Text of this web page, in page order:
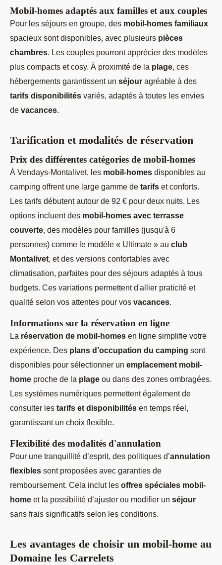
Mobil-homes adaptés aux familles et aux couples
Pour les séjours en groupe, des mobil-homes familiaux
spacieux sont disponibles, avec plusieurs pièces
chambres. Les couples pourront apprécier des modèles
plus compacts et cosy. À proximité de la plage, ces
hébergements garantissent un séjour agréable à des
tarifs disponibilités variés, adaptés à toutes les envies
de vacances.
Tarification et modalités de réservation
Prix des différentes catégories de mobil-homes
À Vendays-Montalivet, les mobil-homes disponibles au
camping offrent une large gamme de tarifs et conforts.
Les tarifs débutent autour de 92 € pour deux nuits. Les
options incluent des mobil-homes avec terrasse
couverte, des modèles pour familles (jusqu'à 6
personnes) comme le modèle « Ultimate » au club
Montalivet, et des versions confortables avec
climatisation, parfaites pour des séjours adaptés à tous
budgets. Ces variations permettent d'allier praticité et
qualité selon vos attentes pour vos vacances.
Informations sur la réservation en ligne
La réservation de mobil-homes en ligne simplifie votre
expérience. Des plans d’occupation du camping sont
disponibles pour sélectionner un emplacement mobil-
home proche de la plage ou dans des zones ombragées.
Les systèmes numériques permettent également de
consulter les tarifs et disponibilités en temps réel,
garantissant un choix flexible.
Flexibilité des modalités d'annulation
Pour une tranquillité d’esprit, des politiques d’annulation
flexibles sont proposées avec garanties de
remboursement. Cela inclut les offres spéciales mobil-
home et la possibilité d’ajuster ou modifier un séjour
sans frais significatifs selon les conditions.
Les avantages de choisir un mobil-home au
Domaine les Carrelets